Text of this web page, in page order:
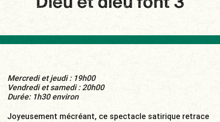
Mercredi et jeudi : 19h00
Vendredi et samedi : 20h00
Durée: 1h30 environ
Joyeusement mécréant, ce spectacle satirique retrace